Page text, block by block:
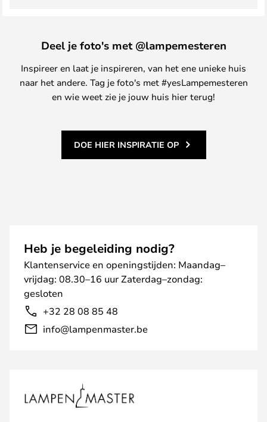
Deel je foto's met @lampemesteren
Inspireer en laat je inspireren, van het ene unieke huis
naar het andere. Tag je foto's met #yesLampemesteren
en wie weet zie je jouw huis hier terug!
DOE HIER INSPIRATIE OP
Heb je begeleiding nodig?
Klantenservice en openingstijden: Maandag–
vrijdag: 08.30–16 uur Zaterdag–zondag:
gesloten
+32 28 08 85 48
info@lampenmaster.be